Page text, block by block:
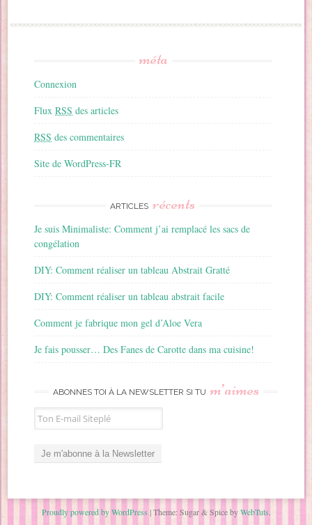
méta
Connexion
FluxRSS des articles
RSS des commentaires
Site de WordPress-FR
ARTICLES récents
Je suis Minimaliste: Comment j’ai remplacé les sacs de
congélation
DIY: Comment réaliser un tableau Abstrait Gratté
DIY: Comment réaliser un tableau abstrait facile
Comment je fabrique mon gel d’Aloe Vera
Je fais pousser… Des Fanes de Carotte dans ma cuisine!
ABONNES TOI À LA NEWSLETTER SI TU m’aimes
Proudly powered by WordPress |Theme: Sugar & Spice byWebTuts.